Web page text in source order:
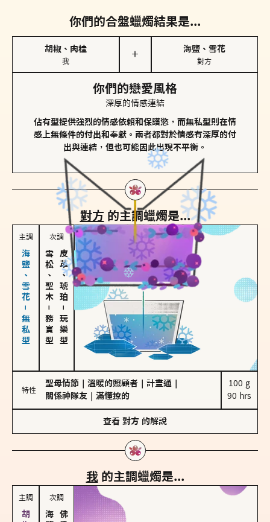
你們的合盤蠟燭結果是...
胡椒、肉桂
我
＋
海鹽、雪花
對方
你們的戀愛風格
深厚的情感連結
佔有型提供強烈的情感依賴和保護慾，而無私型則在情
感上無條件的付出和奉獻。兩者都對於情感有深厚的付
出與連結，但也可能因此出現不平衡。
對方 的主調蠟燭是...
主調
海鹽、雪花－無私型
次調
雪松、聖木
－
務實型
皮革、琥珀
－
玩樂型
特性
聖母情節 溫暖的照顧者 計畫通
關係神隊友
滿懂撩的
100 g
90 hrs
查看 對方 的解說
我 的主調蠟燭是...
主調 次調